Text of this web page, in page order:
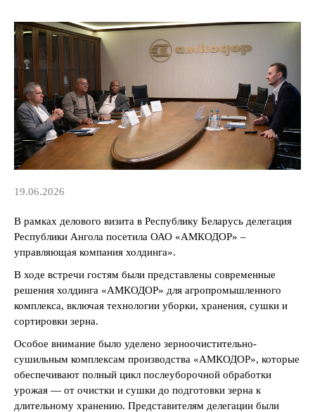
19.06.2026
В рамках делового визита в Республику Беларусь делегация
Республики Ангола посетила ОАО «АМКОДОР» –
управляющая компания холдинга».
В ходе встречи гостям были представлены современные
решения холдинга «АМКОДОР» для агропромышленного
комплекса, включая технологии уборки, хранения, сушки и
сортировки зерна.
Особое внимание было уделено зерноочистительно-
сушильным комплексам производства «АМКОДОР», которые
обеспечивают полный цикл послеуборочной обработки
урожая — от очистки и сушки до подготовки зерна к
длительному хранению. Представителям делегации были